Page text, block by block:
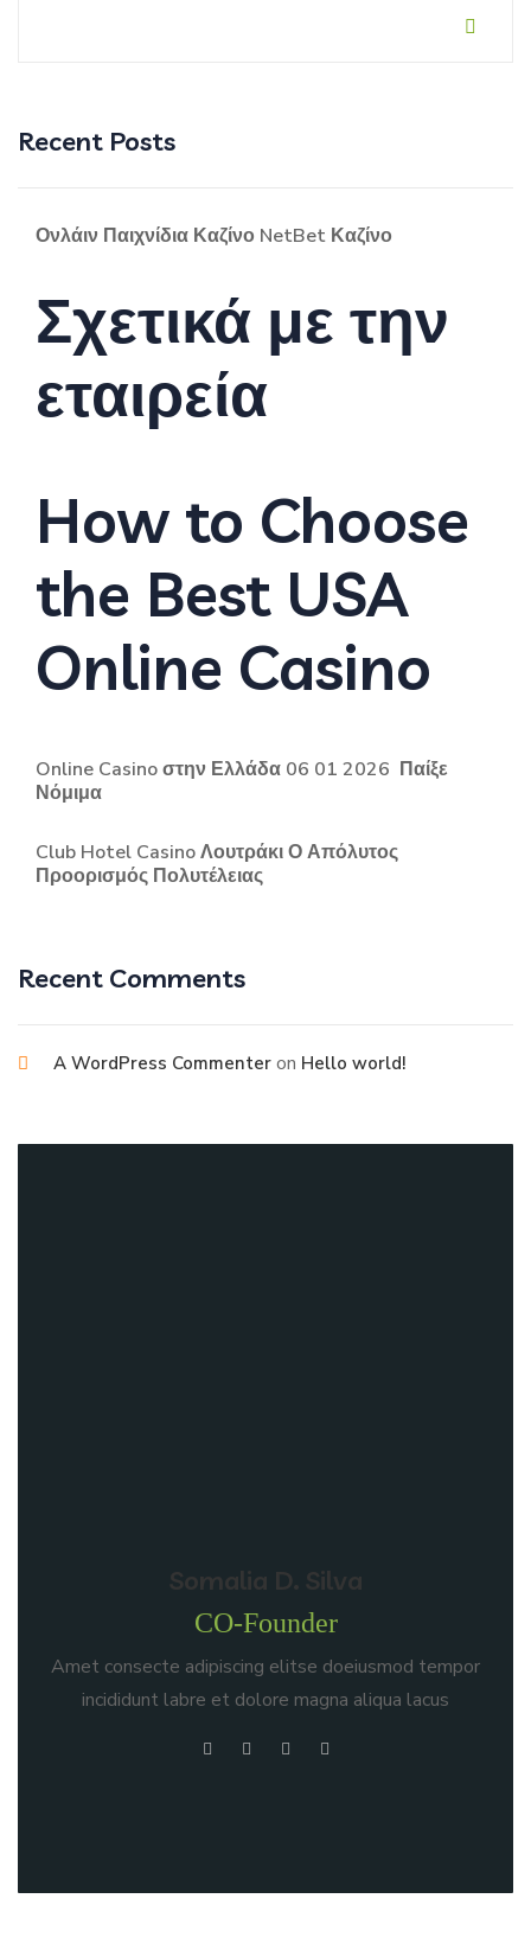
Recent Posts
Ονλάιν Παιχνίδια Καζίνο NetBet Καζίνο
Σχετικά με την
εταιρεία
How to Choose
the Best USA
Online Casino
Online Casino στην Ελλάδα 06 01 2026 ️ Παίξε
Νόμιμα
Club Hotel Casino Λουτράκι Ο Απόλυτος
Προορισμός Πολυτέλειας
Recent Comments
A WordPress Commenter on Hello world!
Somalia D. Silva
CO-Founder
Amet consecte adipiscing elitse doeiusmod tempor
incididunt labre et dolore magna aliqua lacus